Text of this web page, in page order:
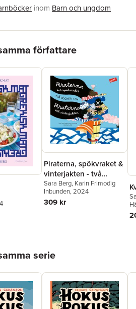
inom Barn och ungdom
författare
Piraterna, spökvraket &
vinterjakten - två
böcker i en!
Sara Berg, Karin Frimodig
Inbunden, 2024
309 kr
serie